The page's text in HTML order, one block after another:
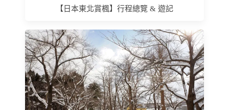
【日本東北賞楓】行程總覽 & 遊記